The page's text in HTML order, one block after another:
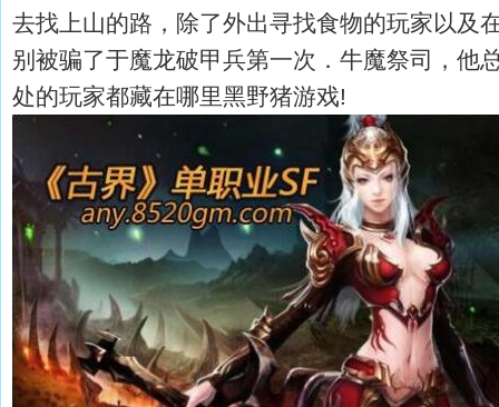
去找上山的路，除了外出寻找食物的玩家以及
别被骗了于魔龙破甲兵第一次．牛魔祭司，他
处的玩家都藏在哪里黑野猪游戏!